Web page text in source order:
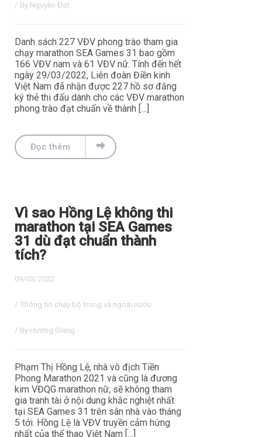
/ By Nguyễn Đạt
Danh sách 227 VĐV phong trào tham gia
chạy marathon SEA Games 31 bao gồm
166 VĐV nam và 61 VĐV nữ. Tính đến hết
ngày 29/03/2022, Liên đoàn Điền kinh
Việt Nam đã nhận được 227 hồ sơ đăng
ký thẻ thi đấu dành cho các VĐV marathon
phong trào đạt chuẩn về thành […]
Đọc thêm
Vì sao Hồng Lệ không thi
marathon tại SEA Games
31 dù đạt chuẩn thành
tích?
09/03/2022
/ Thông tin chạy bộ trong và ngoài nước
/ By Hương Giang
Phạm Thị Hồng Lệ, nhà vô địch Tiền
Phong Marathon 2021 và cũng là đương
kim VĐQG marathon nữ, sẽ không tham
gia tranh tài ở nội dung khắc nghiệt nhất
tại SEA Games 31 trên sân nhà vào tháng
5 tới. Hồng Lệ là VĐV truyền cảm hứng
nhất của thể thao Việt Nam […]